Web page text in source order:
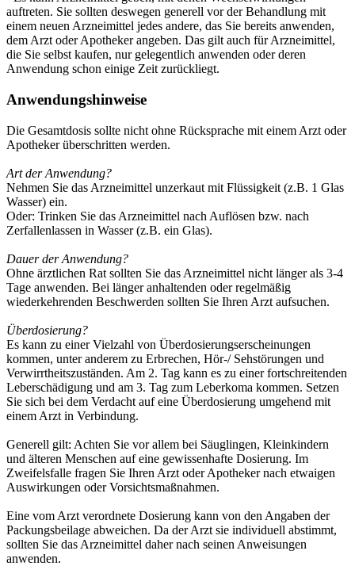
auftreten. Sie sollten deswegen generell vor der Behandlung mit
einem neuen Arzneimittel jedes andere, das Sie bereits anwenden,
dem Arzt oder Apotheker angeben. Das gilt auch für Arzneimittel,
die Sie selbst kaufen, nur gelegentlich anwenden oder deren
Anwendung schon einige Zeit zurückliegt.
Anwendungshinweise
Die Gesamtdosis sollte nicht ohne Rücksprache mit einem Arzt oder
Apotheker überschritten werden.
Art der Anwendung?
Nehmen Sie das Arzneimittel unzerkaut mit Flüssigkeit (z.B. 1 Glas
Wasser) ein.
Oder: Trinken Sie das Arzneimittel nach Auflösen bzw. nach
Zerfallenlassen in Wasser (z.B. ein Glas).
Dauer der Anwendung?
Ohne ärztlichen Rat sollten Sie das Arzneimittel nicht länger als 3-4
Tage anwenden. Bei länger anhaltenden oder regelmäßig
wiederkehrenden Beschwerden sollten Sie Ihren Arzt aufsuchen.
Überdosierung?
Es kann zu einer Vielzahl von Überdosierungserscheinungen
kommen, unter anderem zu Erbrechen, Hör-/ Sehstörungen und
Verwirrtheitszuständen. Am 2. Tag kann es zu einer fortschreitenden
Leberschädigung und am 3. Tag zum Leberkoma kommen. Setzen
Sie sich bei dem Verdacht auf eine Überdosierung umgehend mit
einem Arzt in Verbindung.
Generell gilt: Achten Sie vor allem bei Säuglingen, Kleinkindern
und älteren Menschen auf eine gewissenhafte Dosierung. Im
Zweifelsfalle fragen Sie Ihren Arzt oder Apotheker nach etwaigen
Auswirkungen oder Vorsichtsmaßnahmen.
Eine vom Arzt verordnete Dosierung kann von den Angaben der
Packungsbeilage abweichen. Da der Arzt sie individuell abstimmt,
sollten Sie das Arzneimittel daher nach seinen Anweisungen
anwenden.